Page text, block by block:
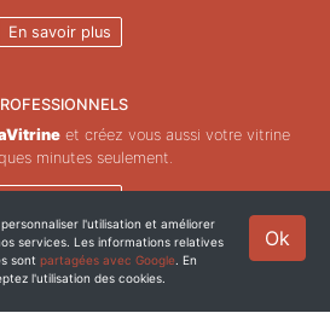
En savoir plus
et créez vous aussi votre vitrine
minutes seulement.
2026 - Tous droits réservés. Ok
l'utilisation et améliorer
services. Les informations relatives
sont partagées avec Google . En
l'utilisation des cookies.